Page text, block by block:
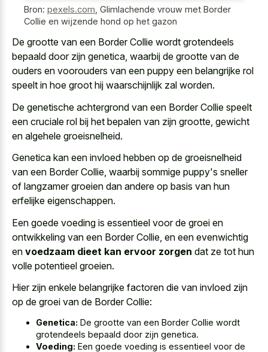
Bron: pexels.com Glimlachende vrouw met Border
Collie en wijzende hond op het gazon
De grootte van een Border Collie wordt grotendeels
bepaald door zijn genetica, waarbij de grootte van de
ouders en voorouders van een puppy een belangrijke rol
speelt in hoe groot hij waarschijnlijk zal worden.
De genetische achtergrond van een Border Collie speelt
een cruciale rol bij het bepalen van zijn grootte, gewicht
en algehele groeisnelheid.
Genetica kan een invloed hebben op de groeisnelheid
van een Border Collie, waarbij sommige puppy's sneller
of langzamer groeien dan andere op basis van hun
erfelijke eigenschappen.
Een goede voeding is essentieel voor de groei en
ontwikkeling van een Border Collie, en een evenwichtig
en voedzaam dieet kan ervoor zorgen dat ze tot hun
volle potentieel groeien.
Hier zijn enkele belangrijke factoren die van invloed zijn
op de groei van de Border Collie:
Genetica: De grootte van een Border Collie wordt
grotendeels bepaald door zijn genetica.
Voeding: Een goede voeding is essentieel voor de